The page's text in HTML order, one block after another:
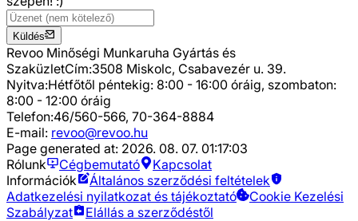
Küldés
Revoo Minőségi Munkaruha Gyártás és
SzaküzletCím:3508 Miskolc, Csabavezér u. 39.
Nyitva:Hétfőtől péntekig: 8:00 - 16:00 óráig, szombaton:
8:00 - 12:00 óráig
Telefon:46/560-566, 70-364-8884
E-mail: revoo@revoo.hu
Page generated at: 2026. 08. 07. 01:17:03
Rólunk
Cégbemutató
Kapcsolat
Információk
Általános szerződési feltételek
Adatkezelési nyilatkozat és tájékoztató
Cookie Kezelési
Szabályzat
Elállás a szerződéstől